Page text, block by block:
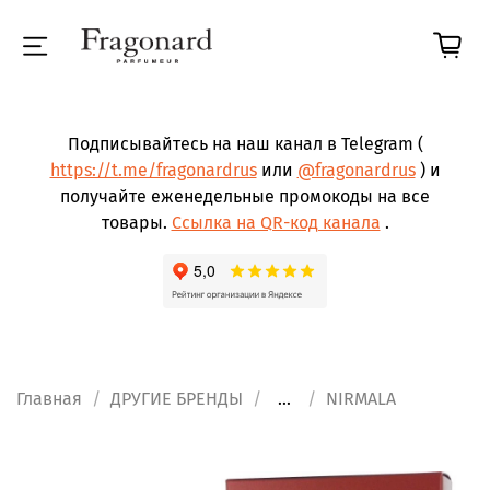
Подписывайтесь на наш канал в Telegram (
https://t.me/fragonardrusили @fragonardrus) и
получайте еженедельные промокоды на все
товары. Ссылка на QR-код канала .
Главная ДРУГИЕ БРЕНДЫ ... NIRMALA